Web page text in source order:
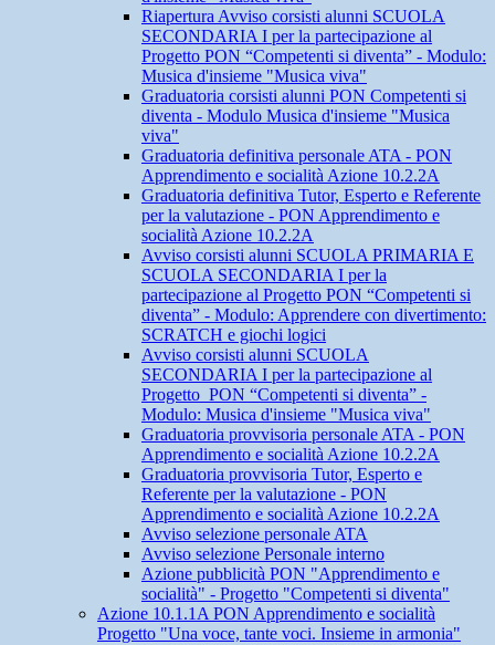
Riapertura Avviso corsisti alunni SCUOLA
SECONDARIA I per la partecipazione al
Progetto PON “Competenti si diventa” - Modulo:
Musica d'insieme "Musica viva"
Graduatoria corsisti alunni PON Competenti si
diventa - Modulo Musica d'insieme "Musica
viva"
Graduatoria definitiva personale ATA - PON
Apprendimento e socialità Azione 10.2.2A
Graduatoria definitiva Tutor, Esperto e Referente
per la valutazione - PON Apprendimento e
socialità Azione 10.2.2A
Avviso corsisti alunni SCUOLA PRIMARIA E
SCUOLA SECONDARIA I per la
partecipazione al Progetto PON “Competenti si
diventa” - Modulo: Apprendere con divertimento:
SCRATCH e giochi logici
Avviso corsisti alunni SCUOLA
SECONDARIA I per la partecipazione al
Progetto PON “Competenti si diventa” -
Modulo: Musica d'insieme "Musica viva"
Graduatoria provvisoria personale ATA - PON
Apprendimento e socialità Azione 10.2.2A
Graduatoria provvisoria Tutor, Esperto e
Referente per la valutazione - PON
Apprendimento e socialità Azione 10.2.2A
Avviso selezione personale ATA
Avviso selezione Personale interno
Azione pubblicità PON "Apprendimento e
socialità" - Progetto "Competenti si diventa"
Azione 10.1.1A PON Apprendimento e socialità
Progetto "Una voce, tante voci. Insieme in armonia"